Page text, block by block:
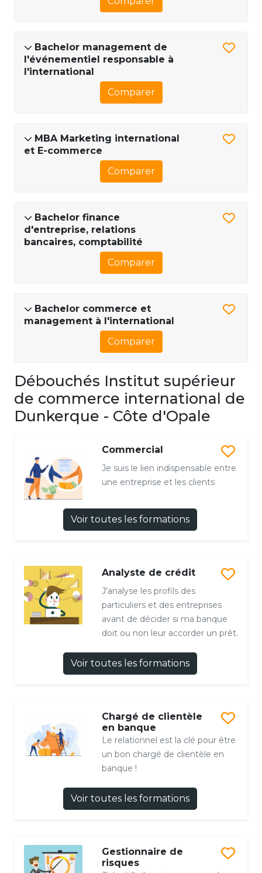
Bachelor management de
l'événementiel responsable à
l'international
Comparer
MBA Marketing international
et E-commerce
Comparer
Bachelor finance
d'entreprise, relations
bancaires, comptabilité
Comparer
Bachelor commerce et
management à l'international
Comparer
Débouchés Institut supérieur
de commerce international de
Dunkerque - Côte d'Opale
Commercial
Je suis le lien indispensable entre
une entreprise et les clients
Voir toutes les formations
Analyste de crédit
J'analyse les profils des
particuliers et des entreprises
avant de décider si ma banque
doit ou non leur accorder un prêt.
Voir toutes les formations
Chargé de clientèle
en banque
Le relationnel est la clé pour être
un bon chargé de clientèle en
banque !
Voir toutes les formations
Gestionnaire de
risques